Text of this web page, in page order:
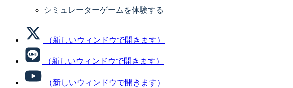
シミュレーターゲームを体験する
（新しいウィンドウで開きます）
（新しいウィンドウで開きます）
（新しいウィンドウで開きます）